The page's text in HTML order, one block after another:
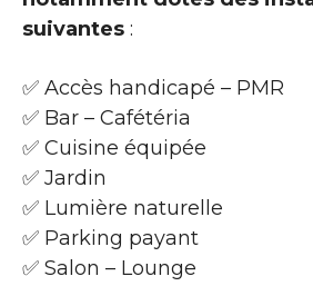
suivantes :
✅ Accès handicapé – PMR
✅ Bar – Cafétéria
✅ Cuisine équipée
✅ Jardin
✅ Lumière naturelle
✅ Parking payant
✅ Salon – Lounge